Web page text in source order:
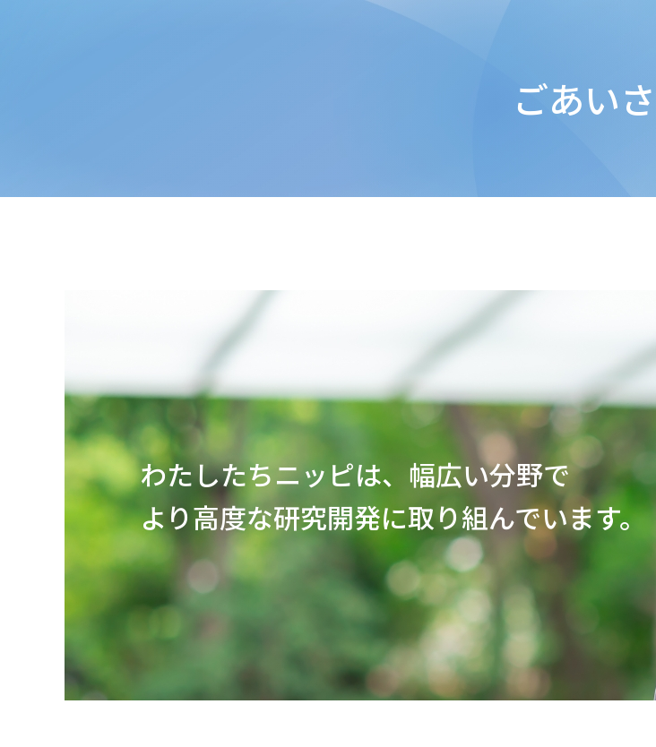
ごあい
わたしたちニッピは、幅広い分野で
より高度な研究開発に取り組んでいます。